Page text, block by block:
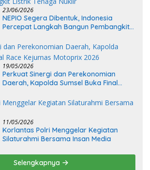
23/06/2026
NEPIO Segera Dibentuk, Indonesia
Percepat Langkah Bangun Pembangkit
19/05/2026
Perkuat Sinergi dan Perekonomian
Daerah, Kapolda Sumsel Buka Final
11/05/2026
Korlantas Polri Menggelar Kegiatan
Silaturahmi Bersama Insan Media
Selengkapnya